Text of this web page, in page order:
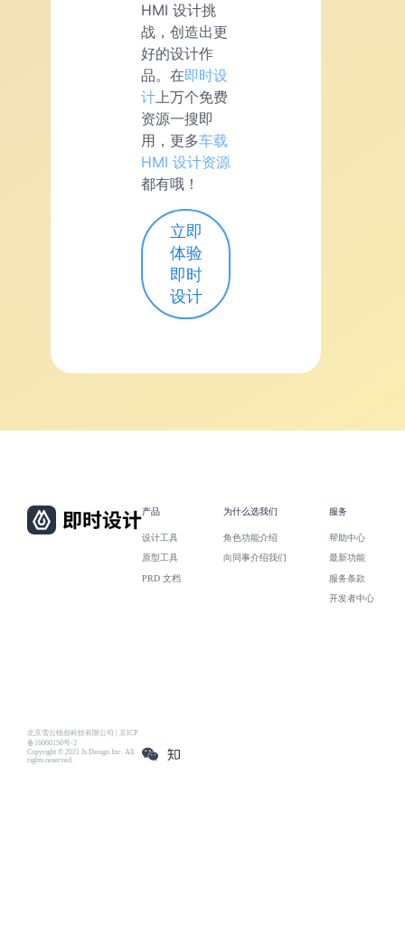
HMI 设计挑
战，创造出更
好的设计作
品。在即时设
计上万个免费
资源一搜即
用，更多车载
HMI 设计资源
都有哦！
立即
体验
即时
设计
北京雪云锐创科技有限公司 | 京ICP
备16060150号-2
Copyright © 2021 Js.Design Inc. All
rights reserved.
产品
设计工具
原型工具
PRD 文档
为什么选我们
角色功能介绍
向同事介绍我们
服务
帮助中心
最新功能
服务条款
开发者中心